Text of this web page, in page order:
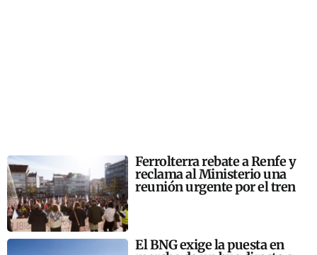
Ferrolterra rebate a Renfe y
reclama al Ministerio una
reunión urgente por el tren
El BNG exige la puesta en